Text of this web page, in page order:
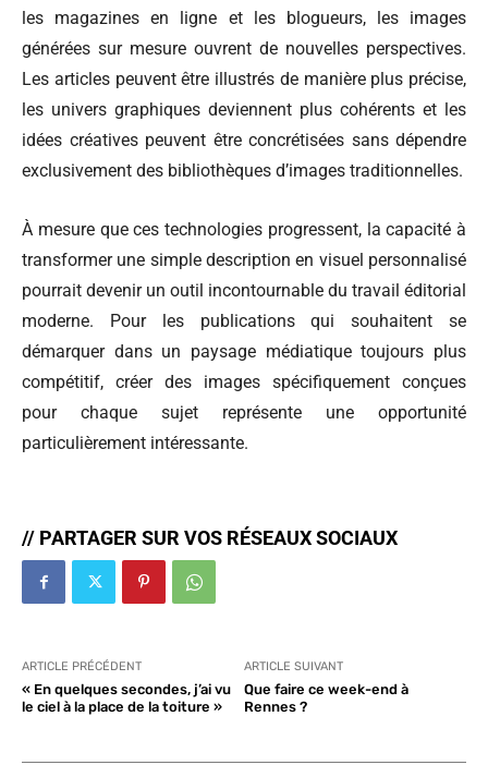
les magazines en ligne et les blogueurs, les images
générées sur mesure ouvrent de nouvelles perspectives.
Les articles peuvent être illustrés de manière plus précise,
les univers graphiques deviennent plus cohérents et les
idées créatives peuvent être concrétisées sans dépendre
exclusivement des bibliothèques d’images traditionnelles.
À mesure que ces technologies progressent, la capacité à
transformer une simple description en visuel personnalisé
pourrait devenir un outil incontournable du travail éditorial
moderne. Pour les publications qui souhaitent se
démarquer dans un paysage médiatique toujours plus
compétitif, créer des images spécifiquement conçues
pour chaque sujet représente une opportunité
particulièrement intéressante.
// PARTAGER SUR VOS RÉSEAUX SOCIAUX
ARTICLE PRÉCÉDENT
« En quelques secondes, j’ai vu
le ciel à la place de la toiture »
ARTICLE SUIVANT
Que faire ce week-end à
Rennes ?